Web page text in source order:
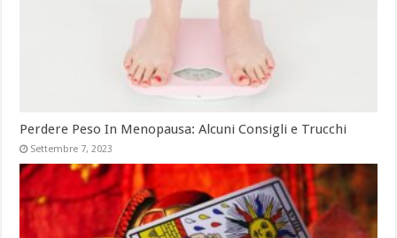
Perdere Peso In Menopausa: Alcuni Consigli e Trucchi
Settembre 7, 2023